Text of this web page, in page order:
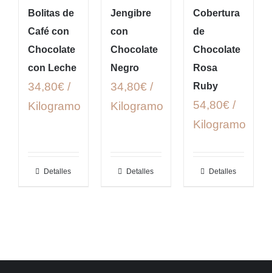
Bolitas de
Café con
Chocolate
con Leche
34,80€ /
Kilogramo
Detalles
Jengibre
con
Chocolate
Negro
34,80€ /
Kilogramo
Detalles
Cobertura
de
Chocolate
Rosa
Ruby
54,80€ /
Kilogramo
Detalles